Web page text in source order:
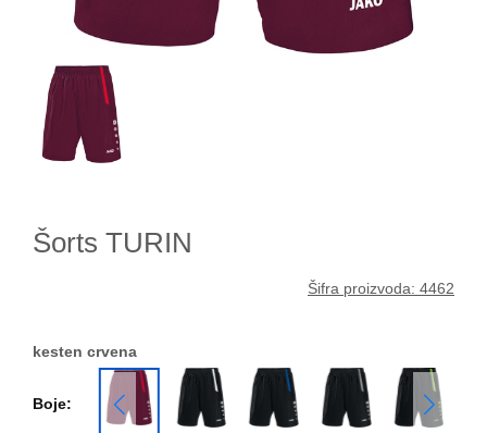
Šorts TURIN
Šifra proizvoda: 4462
kesten crvena
Boje: